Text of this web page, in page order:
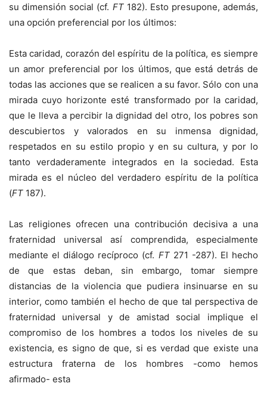
su dimensión social (cf. FT182). Esto presupone, además,
una opción preferencial por los últimos:
Esta caridad, corazón del espíritu de la política, es siempre
un amor preferencial por los últimos, que está detrás de
todas las acciones que se realicen a su favor. Sólo con una
mirada cuyo horizonte esté transformado por la caridad,
que le lleva a percibir la dignidad del otro, los pobres son
descubiertos y valorados en su inmensa dignidad,
respetados en su estilo propio y en su cultura, y por lo
tanto verdaderamente integrados en la sociedad. Esta
mirada es el núcleo del verdadero espíritu de la política
(FT 187).
Las religiones ofrecen una contribución decisiva a una
fraternidad universal así comprendida, especialmente
mediante el diálogo recíproco (cf. FT271 -287). El hecho
de que estas deban, sin embargo, tomar siempre
distancias de la violencia que pudiera insinuarse en su
interior, como también el hecho de que tal perspectiva de
fraternidad universal y de amistad social implique el
compromiso de los hombres a todos los niveles de su
existencia, es signo de que, si es verdad que existe una
estructura fraterna de los hombres -como hemos
afirmado- esta